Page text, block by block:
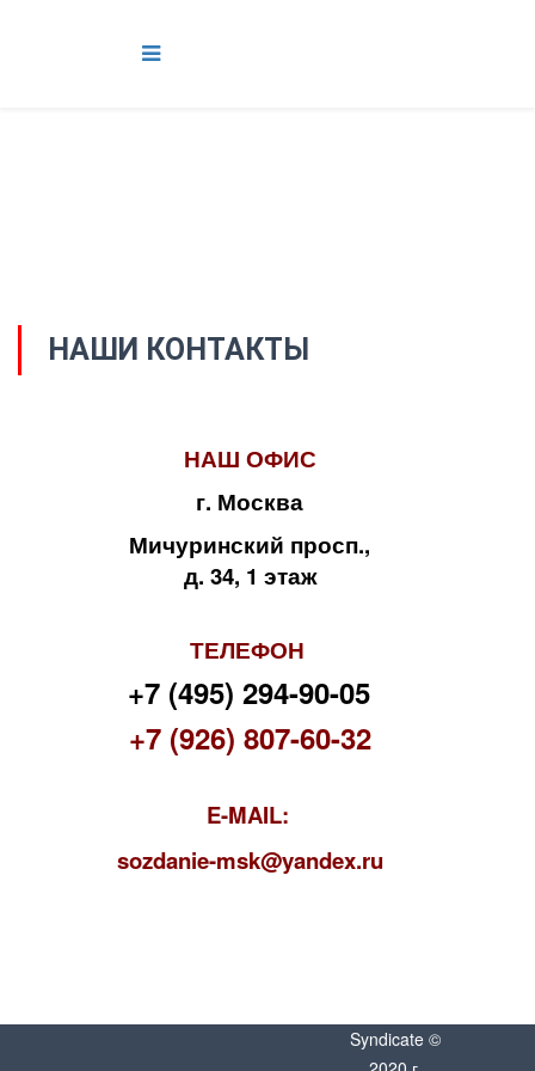
НАШИ КОНТАКТЫ
НАШ ОФИС
г. Москва
Мичуринский просп.,
д. 34, 1 этаж
ТЕЛЕФОН
+7 (495) 294-90-05
+7 (926) 807-60-32
E-MAIL:
sozdanie-msk@yandex.ru
Syndicate ©